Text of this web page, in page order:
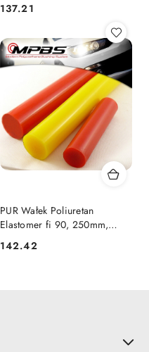
Cena:
137.21
PUR Wałek Poliuretan
Elastomer fi 90, 250mm,
95ShA
Cena:
142.42